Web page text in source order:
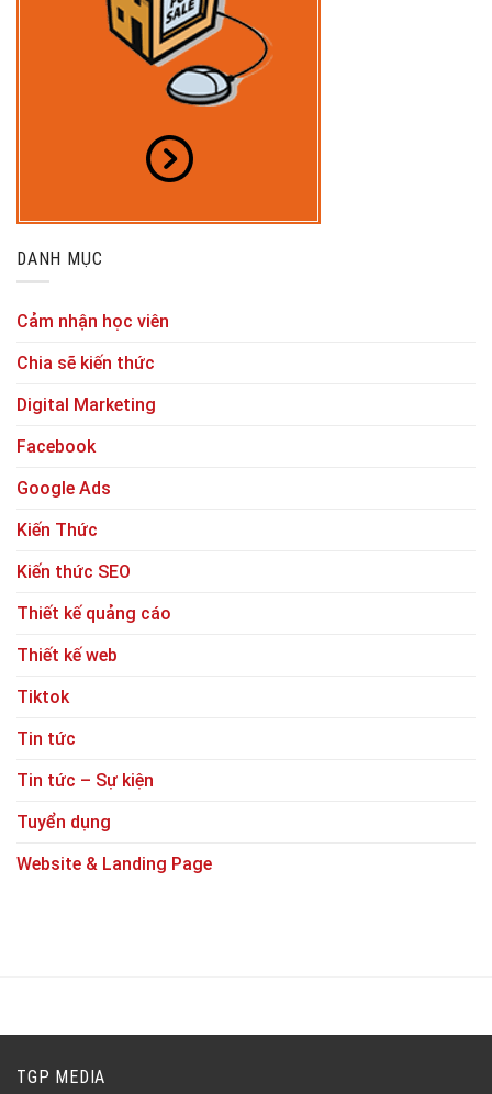
DANH MỤC
Cảm nhận học viên
Chia sẽ kiến thức
Digital Marketing
Facebook
Google Ads
Kiến Thức
Kiến thức SEO
Thiết kế quảng cáo
Thiết kế web
Tiktok
Tin tức
Tin tức – Sự kiện
Tuyển dụng
Website & Landing Page
TGP MEDIA